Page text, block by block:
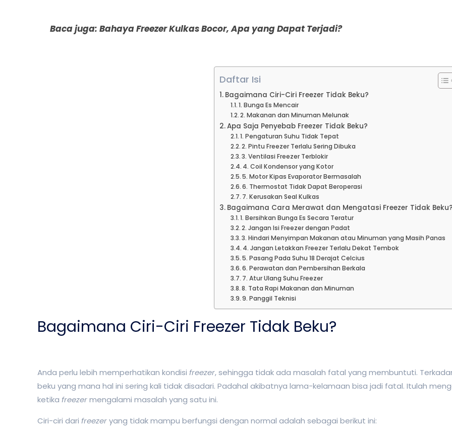
Baca juga:Bahaya Freezer Kulkas Bocor, Apa yang Dapat Terjadi?
Daftar Isi
Bagaimana Ciri-Ciri Freezer Tidak Beku?
1. Bunga Es Mencair
2. Makanan dan Minuman Melunak
Apa Saja Penyebab Freezer Tidak Beku?
1. Pengaturan Suhu Tidak Tepat
2. Pintu Freezer Terlalu Sering Dibuka
3. Ventilasi Freezer Terblokir
4. Coil Kondensor yang Kotor
5. Motor Kipas Evaporator Bermasalah
6. Thermostat Tidak Dapat Beroperasi
7. Kerusakan Seal Kulkas
Bagaimana Cara Merawat dan Mengatasi Freezer Tidak
1. Bersihkan Bunga Es Secara Teratur
2. Jangan Isi Freezer dengan Padat
3. Hindari Menyimpan Makanan atau Minuman yang Masih Panas
4. Jangan Letakkan Freezer Terlalu Dekat Tembok
5. Pasang Pada Suhu 18 Derajat Celcius
6. Perawatan dan Pembersihan Berkala
7. Atur Ulang Suhu Freezer
8. Tata Rapi Makanan dan Minuman
9. Panggil Teknisi
Bagaimana Ciri-Ciri Freezer Tidak Beku?
Anda perlu lebih memperhatikan kondisifreezer, sehingga tidak ada masalah fatal yang membuntuti.
beku yang mana hal ini sering kali tidak disadari. Padahal akibatnya lama-kelamaan bisa jadi fatal. Itulah
ketikafreezermengalami masalah yang satu ini.
Ciri-ciri darifreezeryang tidak mampu berfungsi dengan normal adalah sebagai berikut ini: